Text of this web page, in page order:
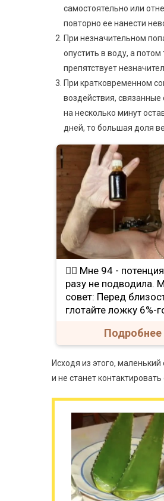
самостоятельно или
повторно ее нанести
При незначительном
опустить в воду, а
препятствует
При кратковременном
воздействия,
на несколько минут
дней, то большая доля
❤️‍🔥 Мне 94 -
разу не подводила.
совет: Перед
глотайте ложку 6%-
Подробнее
Исходя из этого,
и не станет